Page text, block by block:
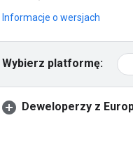
Informacje o wersjach
Wybierz platformę:
Deweloperzy z